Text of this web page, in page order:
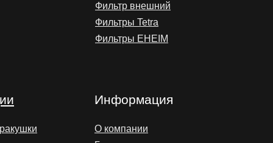
Фильтр внешний
Фильтры Tetra
Фильтры EHEIM
Информация
О компании